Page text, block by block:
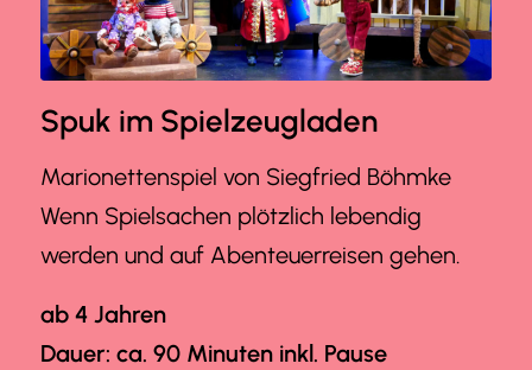
Spuk im Spielzeugladen
Marionettenspiel von Siegfried Böhmke
Wenn Spielsachen plötzlich lebendig
werden und auf Abenteuerreisen gehen.
ab 4 Jahren
Dauer: ca. 90 Minuten inkl. Pause